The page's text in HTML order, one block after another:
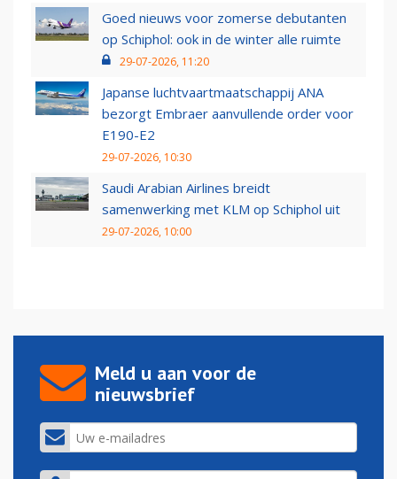
Goed nieuws voor zomerse debutanten
op Schiphol: ook in de winter alle ruimte
29-07-2026, 11:20
Japanse luchtvaartmaatschappij ANA
bezorgt Embraer aanvullende order voor
E190-E2
29-07-2026, 10:30
Saudi Arabian Airlines breidt
samenwerking met KLM op Schiphol uit
29-07-2026, 10:00
Meld u aan voor de
nieuwsbrief